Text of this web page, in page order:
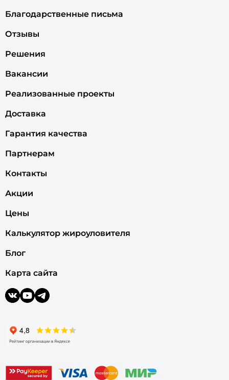
Благодарственные письма
Отзывы
Решения
Вакансии
Реализованные проекты
Доставка
Гарантия качества
Партнерам
Контакты
Акции
Цены
Калькулятор жироуловителя
Блог
Карта сайта